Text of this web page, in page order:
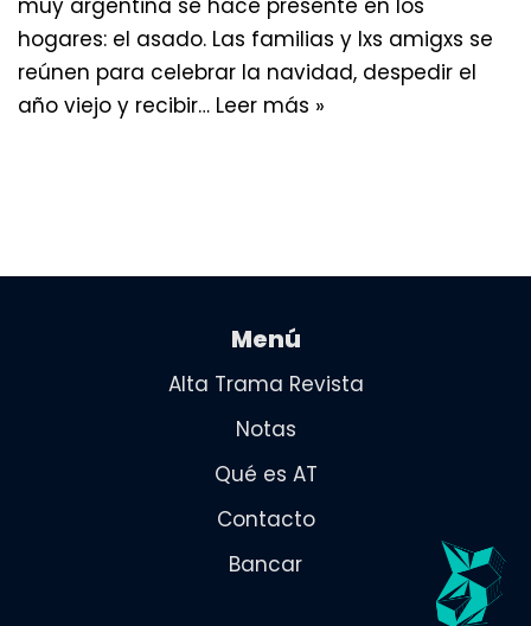
muy argentina se hace presente en los
hogares: el asado. Las familias y lxs amigxs se
reúnen para celebrar la navidad, despedir el
año viejo y recibir… Leer más »
Menú
Alta Trama Revista
Notas
Qué es AT
Contacto
Bancar